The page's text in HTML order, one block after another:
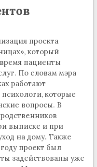
проекта
который
время пациенты
По словам мэра
работают
которые
вопросы. В
выписке и при
на дому. Также
проект был
задействованы уже